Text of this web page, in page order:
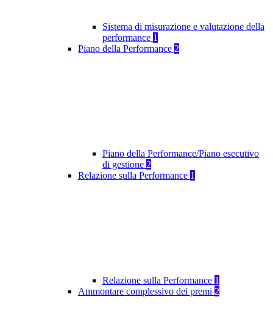
Sistema di misurazione e valutazione della
performance 1
Piano della Performance 2
Piano della Performance/Piano esecutivo
di gestione 2
Relazione sulla Performance 1
Relazione sulla Performance 1
Ammontare complessivo dei premi 2